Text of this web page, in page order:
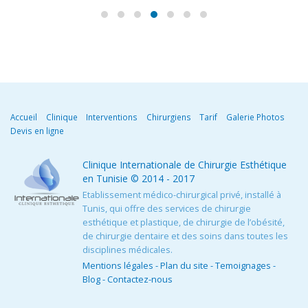
Accueil Clinique Interventions Chirurgiens Tarif
Galerie Photos
Devis en ligne
Clinique Internationale de Chirurgie Esthétique
en Tunisie © 2014 - 2017
Etablissement médico-chirurgical privé, installé à
Tunis, qui offre des services de chirurgie
esthétique et plastique, de chirurgie de l’obésité,
de chirurgie dentaire et des soins dans toutes les
disciplines médicales.
Mentions légales -Plan du site -Temoignages -
Blog-Contactez-nous